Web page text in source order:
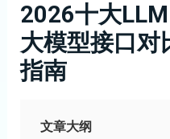
2026十大
大模型接口对
指南
文章大纲